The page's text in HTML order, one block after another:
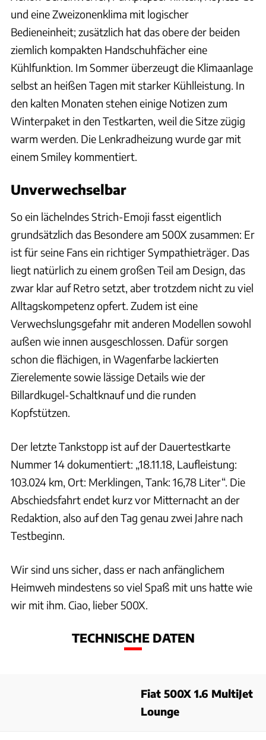
und eine Zweizonenklima mit logischer
Bedieneinheit; zusätzlich hat das obere der beiden
ziemlich kompakten Handschuhfächer eine
Kühlfunktion. Im Sommer überzeugt die Klimaanlage
selbst an heißen Tagen mit starker Kühlleistung. In
den kalten Monaten stehen einige Notizen zum
Winterpaket in den Testkarten, weil die Sitze zügig
warm werden. Die Lenkradheizung wurde gar mit
einem Smiley kommentiert.
Unverwechselbar
So ein lächelndes Strich-Emoji fasst eigentlich
grundsätzlich das Besondere am 500X zusammen: Er
ist für seine Fans ein richtiger Sympathieträger. Das
liegt natürlich zu einem großen Teil am Design, das
zwar klar auf Retro setzt, aber trotzdem nicht zu viel
Alltagskompetenz opfert. Zudem ist eine
Verwechslungsgefahr mit anderen Modellen sowohl
außen wie innen ausgeschlossen. Dafür sorgen
schon die flächigen, in Wagenfarbe lackierten
Zierelemente sowie lässige Details wie der
Billardkugel-Schaltknauf und die runden
Kopfstützen.
Der letzte Tankstopp ist auf der Dauertestkarte
Nummer 14 dokumentiert: „18.11.18, Laufleistung:
103.024 km, Ort: Merklingen, Tank: 16,78 Liter“. Die
Abschiedsfahrt endet kurz vor Mitternacht an der
Redaktion, also auf den Tag genau zwei Jahre nach
Testbeginn.
Wir sind uns sicher, dass er nach anfänglichem
Heimweh mindestens so viel Spaß mit uns hatte wie
wir mit ihm. Ciao, lieber 500X.
TECHNISCHE DATEN
Fiat 500X 1.6 MultiJet
Lounge